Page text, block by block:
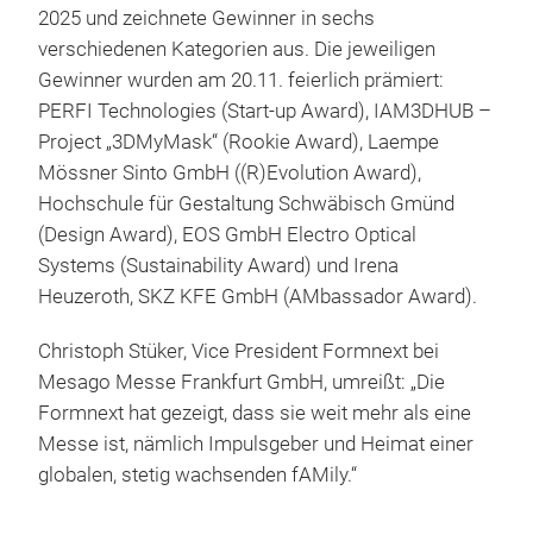
2025 und zeichnete Gewinner in sechs
verschiedenen Kategorien aus. Die jeweiligen
Gewinner wurden am 20.11. feierlich prämiert:
PERFI Technologies (Start-up Award), IAM3DHUB –
Project „3DMyMask“ (Rookie Award), Laempe
Mössner Sinto GmbH ((R)Evolution Award),
Hochschule für Gestaltung Schwäbisch Gmünd
(Design Award), EOS GmbH Electro Optical
Systems (Sustainability Award) und Irena
Heuzeroth, SKZ KFE GmbH (AMbassador Award).
Christoph Stüker, Vice President Formnext bei
Mesago Messe Frankfurt GmbH, umreißt: „Die
Formnext hat gezeigt, dass sie weit mehr als eine
Messe ist, nämlich Impulsgeber und Heimat einer
globalen, stetig wachsenden fAMily.“